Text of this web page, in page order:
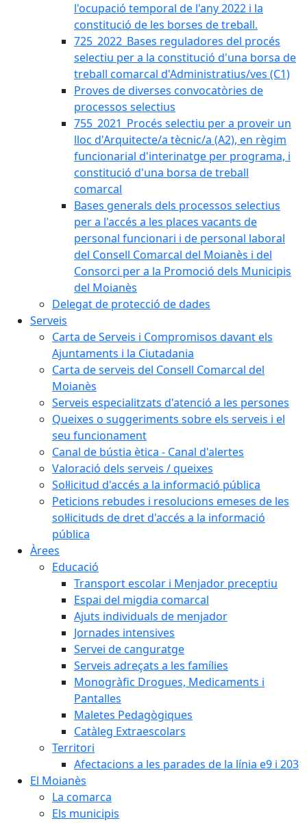
l'ocupació temporal de l'any 2022 i la
constitució de les borses de treball.
725_2022_Bases reguladores del procés
selectiu per a la constitució d'una borsa de
treball comarcal d'Administratius/ves (C1)
Proves de diverses convocatòries de
processos selectius
755_2021_Procés selectiu per a proveir un
lloc d'Arquitecte/a tècnic/a (A2), en règim
funcionarial d'interinatge per programa, i
constitució d'una borsa de treball
comarcal
Bases generals dels processos selectius
per a l'accés a les places vacants de
personal funcionari i de personal laboral
del Consell Comarcal del Moianès i del
Consorci per a la Promoció dels Municipis
del Moianès
Delegat de protecció de dades
Serveis
Carta de Serveis i Compromisos davant els
Ajuntaments i la Ciutadania
Carta de serveis del Consell Comarcal del
Moianès
Serveis especialitzats d'atenció a les persones
Queixes o suggeriments sobre els serveis i el
seu funcionament
Canal de bústia ètica - Canal d'alertes
Valoració dels serveis / queixes
Sol·licitud d'accés a la informació pública
Peticions rebudes i resolucions emeses de les
sol·licituds de dret d'accés a la informació
pública
Àrees
Educació
Transport escolar i Menjador preceptiu
Espai del migdia comarcal
Ajuts individuals de menjador
Jornades intensives
Servei de canguratge
Serveis adreçats a les famílies
Monogràfic Drogues, Medicaments i
Pantalles
Maletes Pedagògiques
Catàleg Extraescolars
Territori
Afectacions a les parades de la línia e9 i 203
El Moianès
La comarca
Els municipis